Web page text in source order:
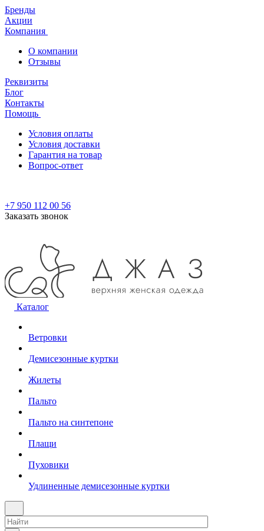
Бренды
Акции
Компания
О компании
Отзывы
Реквизиты
Блог
Контакты
Помощь
Условия оплаты
Условия доставки
Гарантия на товар
Вопрос-ответ
+7 950 112 00 56
Заказать звонок
Каталог
Ветровки
Демисезонные куртки
Жилеты
Пальто
Пальто на синтепоне
Плащи
Пуховики
Удлиненные демисезонные куртки